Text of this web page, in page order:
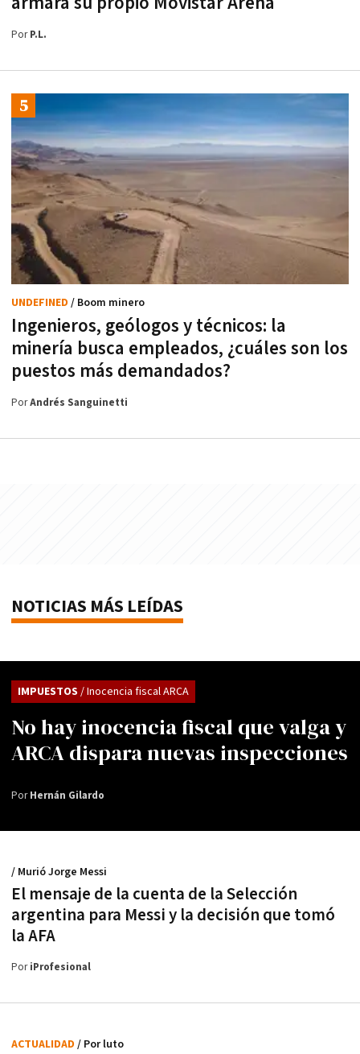
PorP.L.
Ingenieros, geólogos y técnicos: la
minería busca empleados, ¿cuáles son los
puestos más demandados?
UNDEFINED / Boom minero
PorAndrés Sanguinetti
NOTICIAS MÁS LEÍDAS
No hay inocencia fiscal que valga y
ARCA dispara nuevas inspecciones
IMPUESTOS / Inocencia fiscal ARCA
PorHernán Gilardo
El mensaje de la cuenta de la Selección
argentina para Messi y la decisión que tomó
la AFA
/ Murió Jorge Messi
PoriProfesional
ACTUALIDAD / Por luto